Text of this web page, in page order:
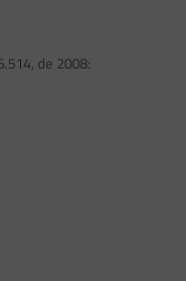
de 2008: